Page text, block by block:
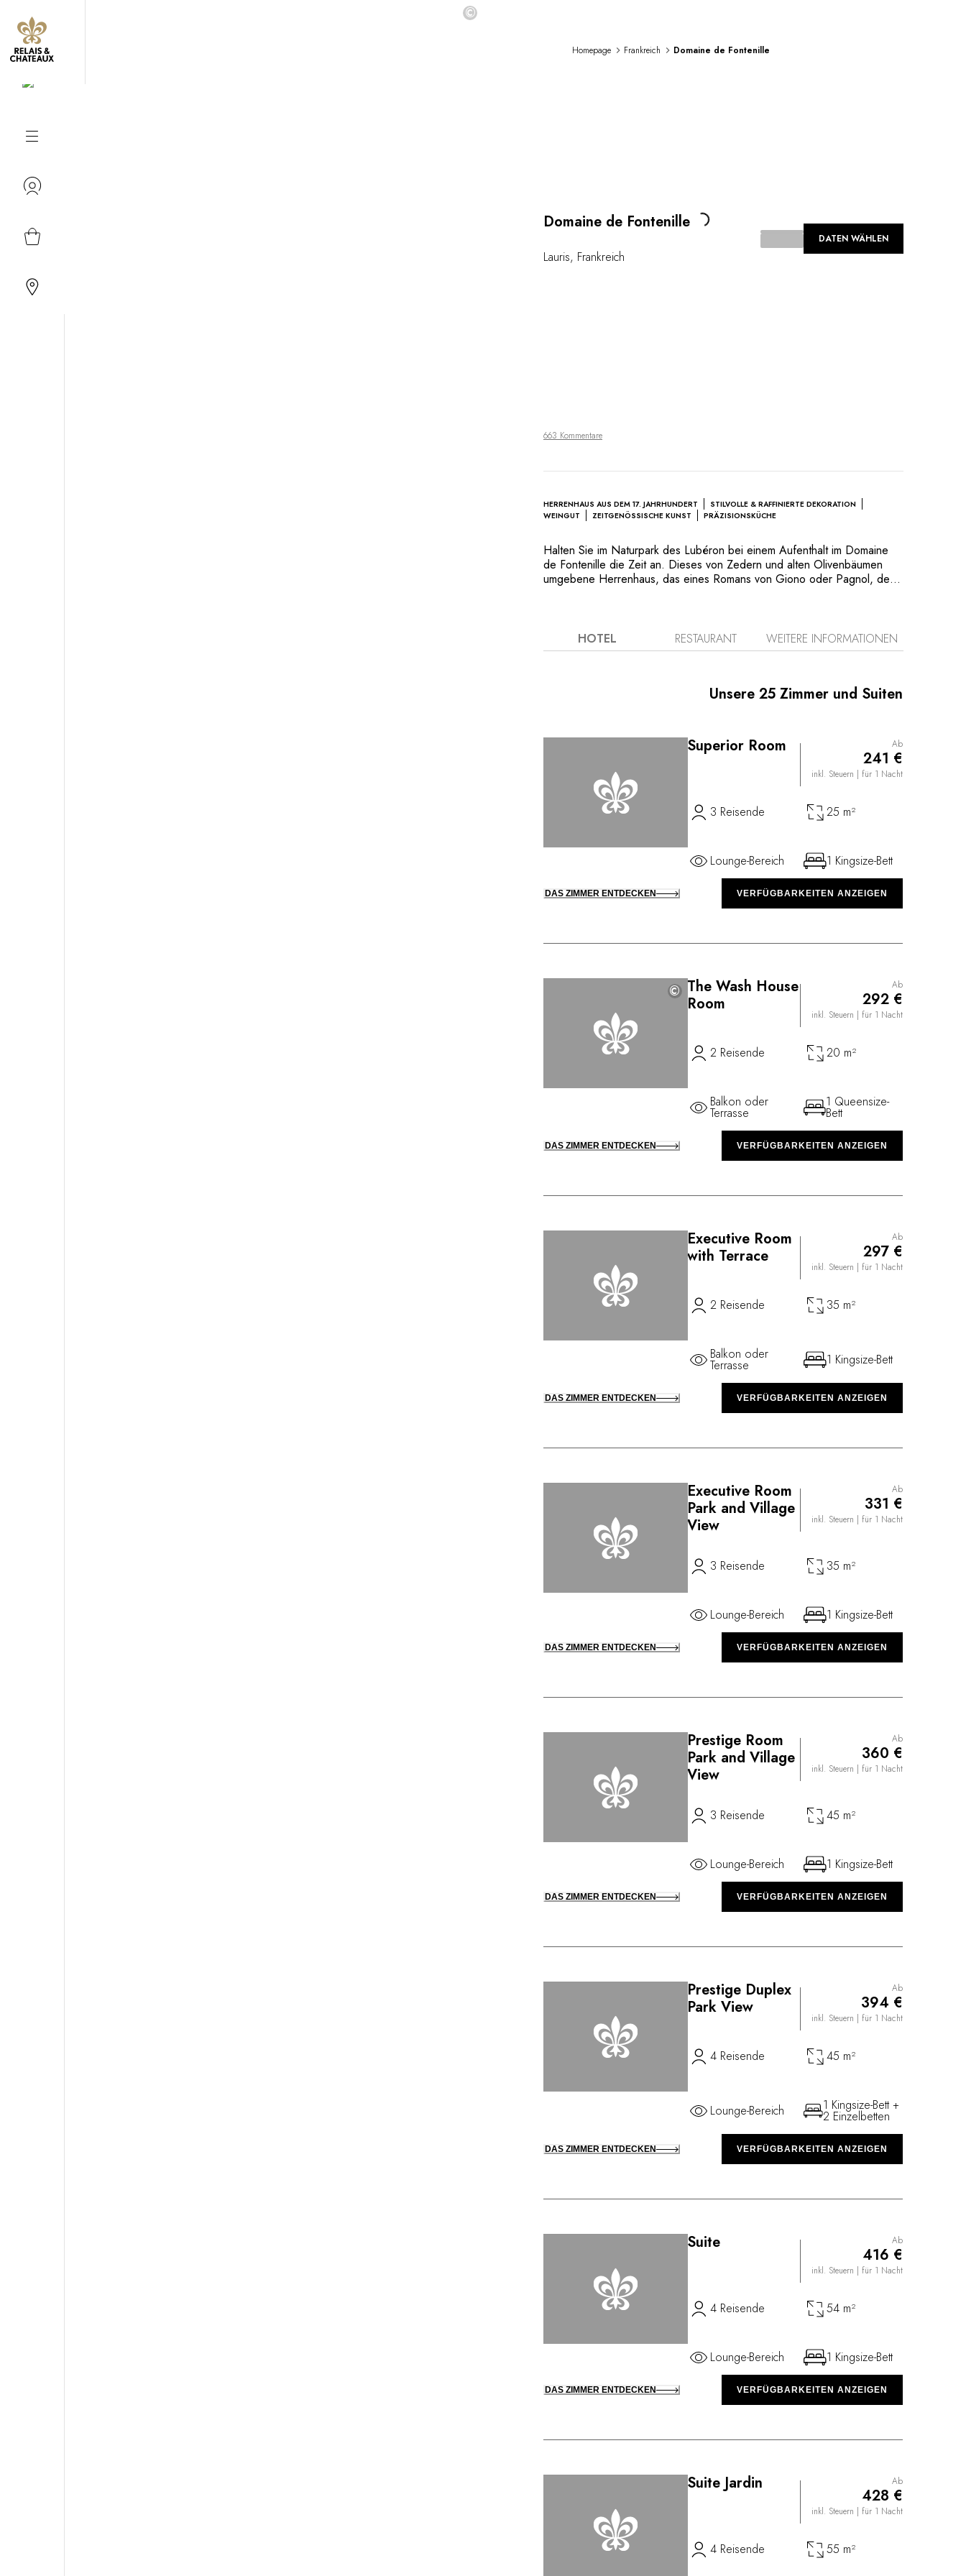
©
Homepage Frankreich Domaine de Fontenille
Domaine de Fontenille Loading...
Lauris, Frankreich
DATEN WÄHLEN
663 Kommentare
HERRENHAUS AUS DEM 17. JAHRHUNDERT
STILVOLLE & RAFFINIERTE DEKORATION
WEINGUT
ZEITGENÖSSISCHE KUNST PRÄZISIONSKÜCHE
Halten Sie im Naturpark des Lubéron bei einem Aufenthalt im Domaine
de Fontenille die Zeit an. Dieses von Zedern und alten Olivenbäumen
umgebene Herrenhaus, das eines Romans von Giono oder Pagnol, der
Know-how kombiniert, wirkt wie ein Familiendomizil voller Erinnerungen,
aber auch wie ein Zentrum für moderne Kunst, das sich im ehemaligen
Waschhauses, das in ein kleines romantisches Refugium verwandelt
Öffentlichkeit geöffneter Küchengarten tragen zum Zauber des Ortes
HOTEL RESTAURANT WEITERE INFORMATIONEN
Unsere 25 Zimmer und Suiten
Superior Room Ab
241 €
inkl. Steuern | für 1 Nacht
3 Reisende 25 m²
Lounge-Bereich 1 Kingsize-Bett
DAS ZIMMER ENTDECKEN VERFÜGBARKEITEN ANZEIGEN
© The Wash House
Room
Ab
292 €
inkl. Steuern | für 1 Nacht
2 Reisende 20 m²
Balkon oder
Terrasse
1 Queensize-
Bett
DAS ZIMMER ENTDECKEN VERFÜGBARKEITEN ANZEIGEN
Executive Room
with Terrace
Ab
297 €
inkl. Steuern | für 1 Nacht
2 Reisende 35 m²
Balkon oder
Terrasse 1 Kingsize-Bett
DAS ZIMMER ENTDECKEN VERFÜGBARKEITEN ANZEIGEN
Executive Room
Park and Village
View
Ab
331 €
inkl. Steuern | für 1 Nacht
3 Reisende 35 m²
Lounge-Bereich 1 Kingsize-Bett
DAS ZIMMER ENTDECKEN VERFÜGBARKEITEN ANZEIGEN
Prestige Room
Park and Village
View
Ab
360 €
inkl. Steuern | für 1 Nacht
3 Reisende 45 m²
Lounge-Bereich 1 Kingsize-Bett
DAS ZIMMER ENTDECKEN VERFÜGBARKEITEN ANZEIGEN
Prestige Duplex
Park View
Ab
394 €
inkl. Steuern | für 1 Nacht
4 Reisende 45 m²
Lounge-Bereich 1 Kingsize-Bett +
2 Einzelbetten
DAS ZIMMER ENTDECKEN VERFÜGBARKEITEN ANZEIGEN
Suite Ab
416 €
inkl. Steuern | für 1 Nacht
4 Reisende 54 m²
Lounge-Bereich 1 Kingsize-Bett
DAS ZIMMER ENTDECKEN VERFÜGBARKEITEN ANZEIGEN
Suite Jardin Ab
428 €
inkl. Steuern | für 1 Nacht
4 Reisende 55 m²